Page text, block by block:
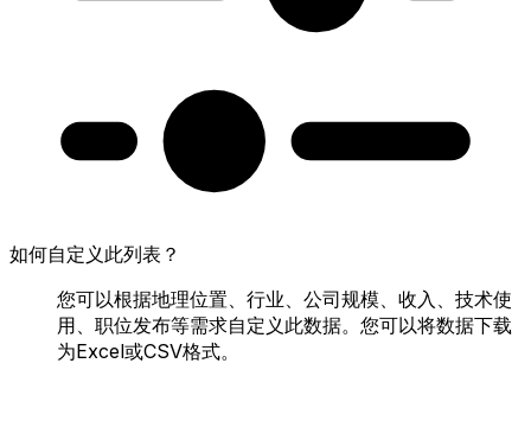
如何自定义此列表？
您可以根据地理位置、行业、公司规模、收入、技术使
用、职位发布等需求自定义此数据。您可以将数据下载
为Excel或CSV格式。